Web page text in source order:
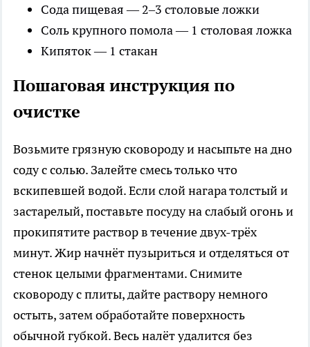
Сода пищевая — 2–3 столовые ложки
Соль крупного помола — 1 столовая ложка
Кипяток — 1 стакан
Пошаговая инструкция по
очистке
Возьмите грязную сковороду и насыпьте на дно
соду с солью. Залейте смесь только что
вскипевшей водой. Если слой нагара толстый и
застарелый, поставьте посуду на слабый огонь и
прокипятите раствор в течение двух-трёх
минут. Жир начнёт пузыриться и отделяться от
стенок целыми фрагментами. Снимите
сковороду с плиты, дайте раствору немного
остыть, затем обработайте поверхность
обычной губкой. Весь налёт удалится без